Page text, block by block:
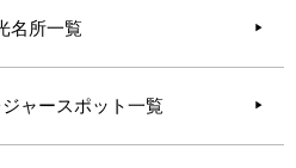
名所一覧
ャースポット一覧